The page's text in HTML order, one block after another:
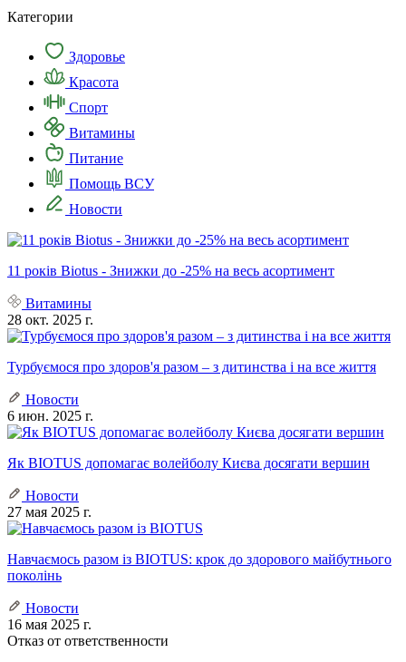
Категории
Здоровье
Красота
Спорт
Витамины
Питание
Помощь ВСУ
Новости
11 років Biotus - Знижки до -25% на весь асортимент
Витамины
28 окт. 2025 г.
Турбуємося про здоров'я разом – з дитинства і на все життя
Новости
6 июн. 2025 г.
Як BIOTUS допомагає волейболу Києва досягати вершин
Новости
27 мая 2025 г.
Навчаємось разом із BIOTUS: крок до здорового майбутнього
поколінь
Новости
16 мая 2025 г.
Отказ от ответственности